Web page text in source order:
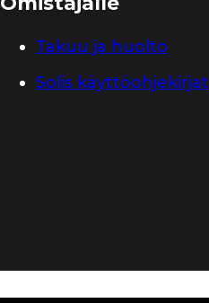
Takuu ja huolto
Solis käyttöohjekirjat